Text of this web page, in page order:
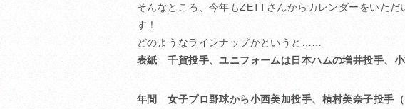
そんなところ、今年もZETTさんからカレンダーをいただ
す！
どのようなラインナップかというと……
表紙 千賀投手、ユニフォームは日本ハムの増井投手、
年間 女子プロ野球から小西美加投手、植村美奈子投手